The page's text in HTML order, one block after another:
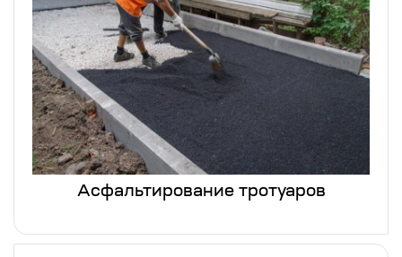
Асфальтирование тротуаров